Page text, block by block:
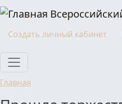
Перейти к основному
Моя учетная
Создать личный кабинет
Главная